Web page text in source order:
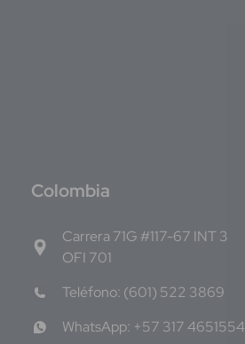
Colombia
Carrera 71G #117-67 INT 3
OFI 701
Teléfono: (601) 522 3869
WhatsApp: +57 317 4651554